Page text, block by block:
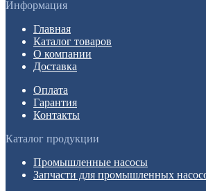
Информация
Главная
Каталог товаров
О компании
Доставка
Оплата
Гарантия
Контакты
Каталог продукции
Промышленные насосы
Запчасти для промышленных